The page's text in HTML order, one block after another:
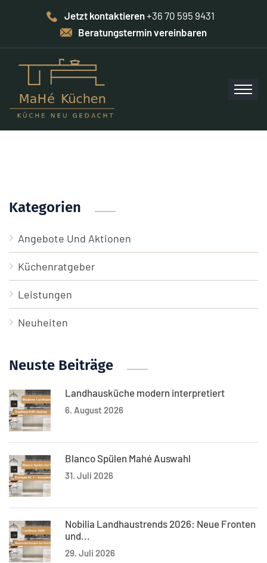
Jetzt kontaktieren+36 70 595 9431
Beratungstermin vereinbaren
Kategorien
Angebote Und Aktionen
Küchenratgeber
Leistungen
Neuheiten
Neuste Beiträge
Landhausküche modern interpretiert
6. August 2026
Blanco Spülen Mahé Auswahl
31. Juli 2026
Nobilia Landhaustrends 2026: Neue Fronten
und...
29. Juli 2026